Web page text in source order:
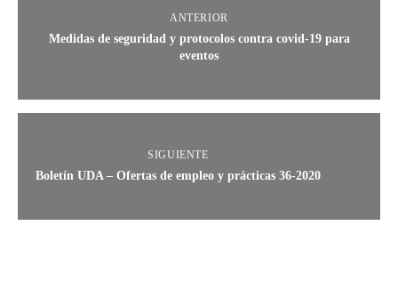
ANTERIOR
Medidas de seguridad y protocolos contra covid-19 para
eventos
SIGUIENTE
Boletín UDA – Ofertas de empleo y prácticas 36-2020